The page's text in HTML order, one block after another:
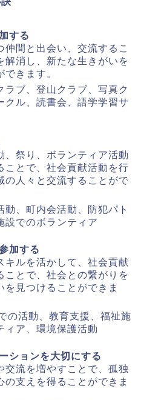
する
仲間と出会い、交流するこ
解消し、新たな生きがいを
できます。
ラブ、登山クラブ、写真ク
クル、読書会、語学学習サ
、祭り、ボランティア活動
ことで、社会貢献活動を行
の人々と交流することがで
動、町内会活動、防犯パト
設でのボランティア
加する
キルを活かして、社会貢献
ことで、社会との繋がりを
を見つけることができま
の活動、教育支援、福祉施
ィア、環境保護活動
ションを大切にする
交流を増やすことで、孤独
の支えを得ることができま